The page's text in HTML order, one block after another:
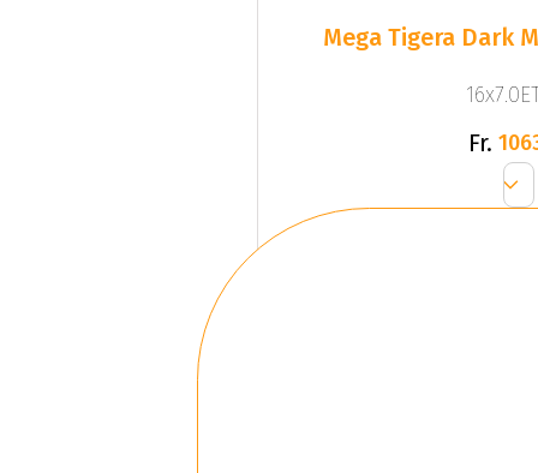
Mega Tigera Dark
Fr.